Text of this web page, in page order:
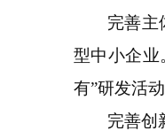
完善主体
型中小企
有”研发活
完善创新